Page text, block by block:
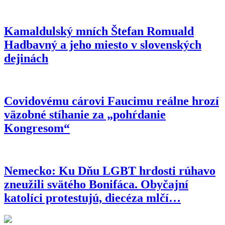
Terorista útočiaci v Berlíne bol v Libanone zatknutý
za vstup do ISIS – v Nemecku ho pustili na slobodu
Kamaldulský mních Štefan Romuald
Hadbavný a jeho miesto v slovenských
dejinách
Covidovému cárovi Faucimu reálne hrozí
väzobné stíhanie za „pohŕdanie
Kongresom“
Nemecko: Ku Dňu LGBT hrdosti rúhavo
zneužili svätého Bonifáca. Obyčajní
katolíci protestujú, diecéza mlčí…